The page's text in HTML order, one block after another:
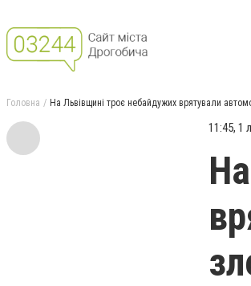
Головна На Львівщині троє небайдужих врятували
11:45, 1